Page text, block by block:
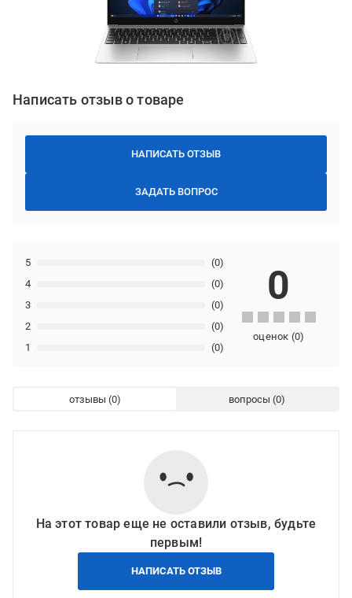
Написать отзыв о товаре
НАПИСАТЬ ОТЗЫВ
ЗАДАТЬ ВОПРОС
1 (0)
2 (0)
3 (0)
4 (0)
5 (0)
0
оценок (0)
отзывы вопросы
На этот товар еще не оставили отзыв, будьте
первым!
НАПИСАТЬ ОТЗЫВ